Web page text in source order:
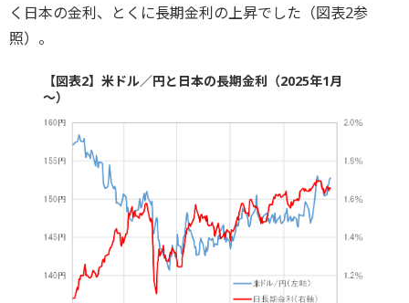
く日本の金利、とくに長期金利の上昇でした（図表2参
照）。
【図表2】米ドル／円と日本の長期金利（2025年1月
～）